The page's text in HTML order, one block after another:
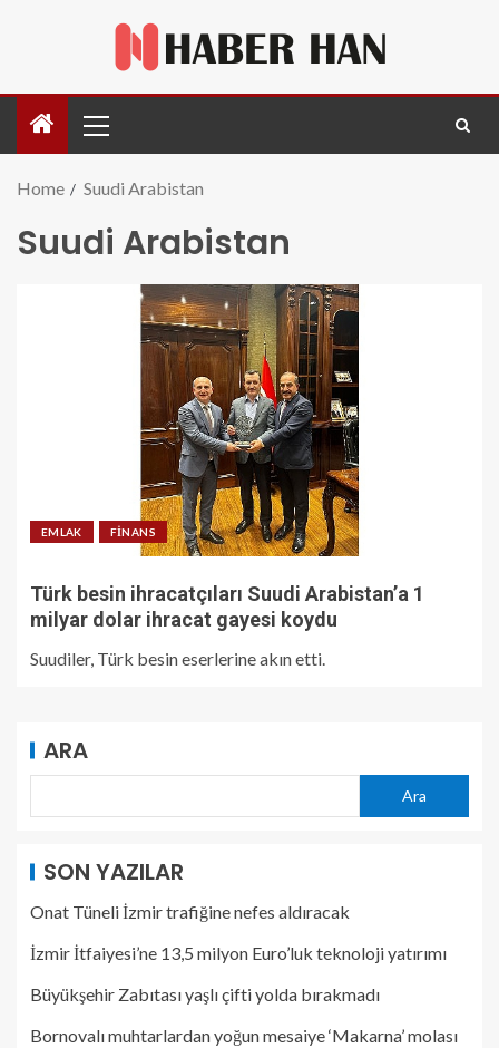
Home Suudi Arabistan
Suudi Arabistan
EMLAK FINANS
Türk besin ihracatçıları Suudi Arabistan’a 1
milyar dolar ihracat gayesi koydu
Suudiler, Türk besin eserlerine akın etti.
ARA
Ara
SON YAZILAR
Onat Tüneli İzmir trafiğine nefes aldıracak
İzmir İtfaiyesi’ne 13,5 milyon Euro’luk teknoloji yatırımı
Büyükşehir Zabıtası yaşlı çifti yolda bırakmadı
Bornovalı muhtarlardan yoğun mesaiye ‘Makarna’ molası